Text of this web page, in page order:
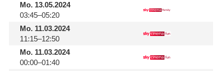
Mo.13.05.2024
03:45–05:20
Mo.11.03.2024
11:15–12:50
Mo.11.03.2024
00:00–01:40